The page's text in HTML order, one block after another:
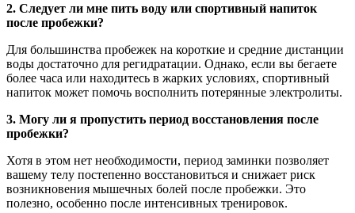
2. Следует ли мне пить воду или спортивный напиток
после пробежки?
Для большинства пробежек на короткие и средние дистанции
воды достаточно для регидратации. Однако, если вы бегаете
более часа или находитесь в жарких условиях, спортивный
напиток может помочь восполнить потерянные электролиты.
3. Могу ли я пропустить период восстановления после
пробежки?
Хотя в этом нет необходимости, период заминки позволяет
вашему телу постепенно восстановиться и снижает риск
возникновения мышечных болей после пробежки. Это
полезно, особенно после интенсивных тренировок.